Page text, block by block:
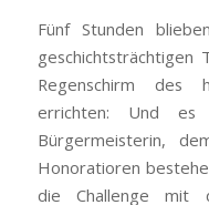
Fünf Stunden
Regenschirm des
errichten: Und
Bürgermeisterin,
Honoratioren
die Challenge mit